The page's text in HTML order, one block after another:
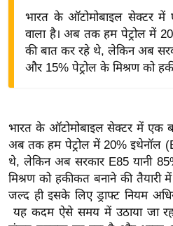
द्यो
वि
शे
ष
ज्ञ
रा
भारत के ऑटोमोबाइल सेक्टर
वाला है। अब तक हम पेट्रोल में
की बात कर रहे थे, लेकिन अब
और 15% पेट्रोल के मिश्रण को
भारत के ऑटोमोबाइल सेक्टर में एक
अब तक हम पेट्रोल में 20% इथेनॉल
थे, लेकिन अब सरकार E85 यानी
मिश्रण को हकीकत बनाने की तैयारी
जल्द ही इसके लिए ड्राफ्ट नियम
यह कदम ऐसे समय में उठाया जा